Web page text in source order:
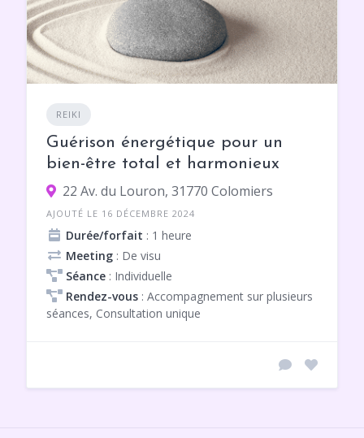
REIKI
Guérison énergétique pour un
bien-être total et harmonieux
22 Av. du Louron, 31770 Colomiers
AJOUTÉ LE 16 DÉCEMBRE 2024
Durée/forfait : 1 heure
Meeting : De visu
Séance : Individuelle
Rendez-vous : Accompagnement sur plusieurs
séances, Consultation unique